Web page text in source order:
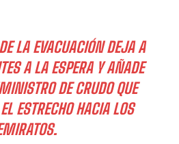
LA EVACUACIÓN DEJA A
A LA ESPERA Y AÑADE
DE CRUDO QUE
ESTRECHO HACIA LOS